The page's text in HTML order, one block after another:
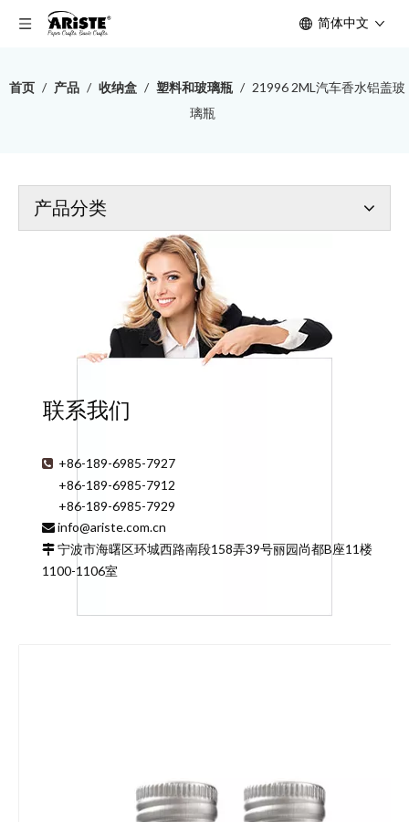
简体中文
首页 / 产品 / 收纳盒 / 塑料和玻璃瓶 / 21996 2ML汽车香水铝盖玻
璃瓶
产品分类
联系我们
 +86-189-6985-7927
+86-189-6985-7912
+86-189-6985-7929
 info@ariste.com.cn
 宁波市海曙区环城西路南段158弄39号丽园尚都B座11楼
1100-1106室